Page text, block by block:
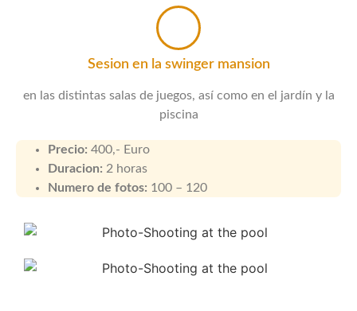
Sesion en la swinger mansion
en las distintas salas de juegos, así como en el jardín y la
piscina
Precio: 400,- Euro
Duracion: 2 horas
Numero de fotos: 100 – 120